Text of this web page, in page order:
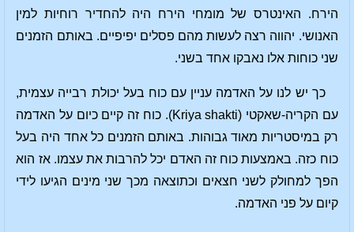
הירח. האינטרס של מומחי הירח היה להחדיר רוחיות למין
האנושי. יהווה רצה לעשות מהם פסלים יפיפיים. באותם הזמנים
שני כוחות אלו נאבקו אחד בשני.
כך יש לנו על האדמה עניין עם כוח בעל יכולת רבייה עצמית,
עם הקריה-שאקטי (Kriya shakti). כוח זה קיים כיום על האדמה
רק במיסטריות מאוד גבוהות. באותם הזמנים כל אחד היה בעל
כוח כזה. באמצעות כוח זה האדם יכל להרבות את עצמו. אז הוא
הפך למחולק לשני חצאים וכתוצאה מכך שני מינים הגיעו לידי
קיום על פני האדמה.